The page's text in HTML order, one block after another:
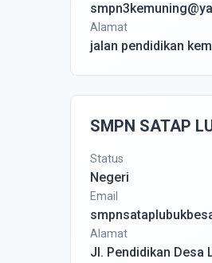
Alamat
jalan pendidikan
SMPN SATAP
Status
Negeri
Email
Alamat
Jl. Pendidikan Desa